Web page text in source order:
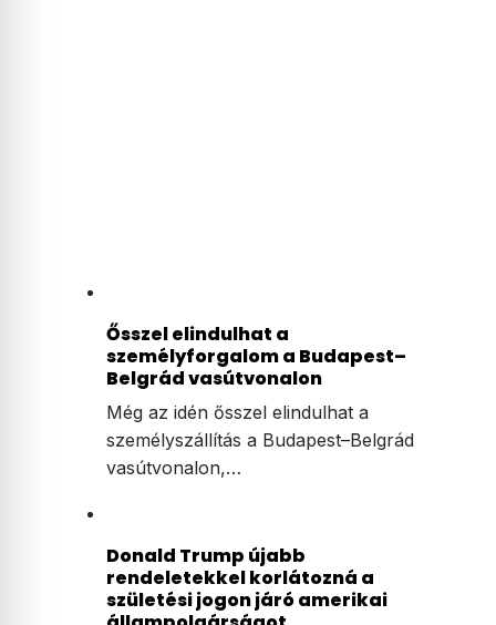
Ősszel elindulhat a
személyforgalom a Budapest–
Belgrád vasútvonalon
Még az idén ősszel elindulhat a
személyszállítás a Budapest–Belgrád
vasútvonalon,…
Donald Trump újabb
rendeletekkel korlátozná a
születési jogon járó amerikai